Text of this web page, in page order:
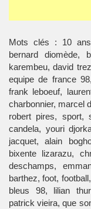
Mots clés : 10 ans
bernard diomède,
karembeu, david
equipe de france
frank leboeuf,
charbonnier, marcel
robert pires, sport,
candela, youri
jacquet, alain
bixente lizarazu,
deschamps,
barthez, foot,
bleus 98, lilian
patrick vieira, que